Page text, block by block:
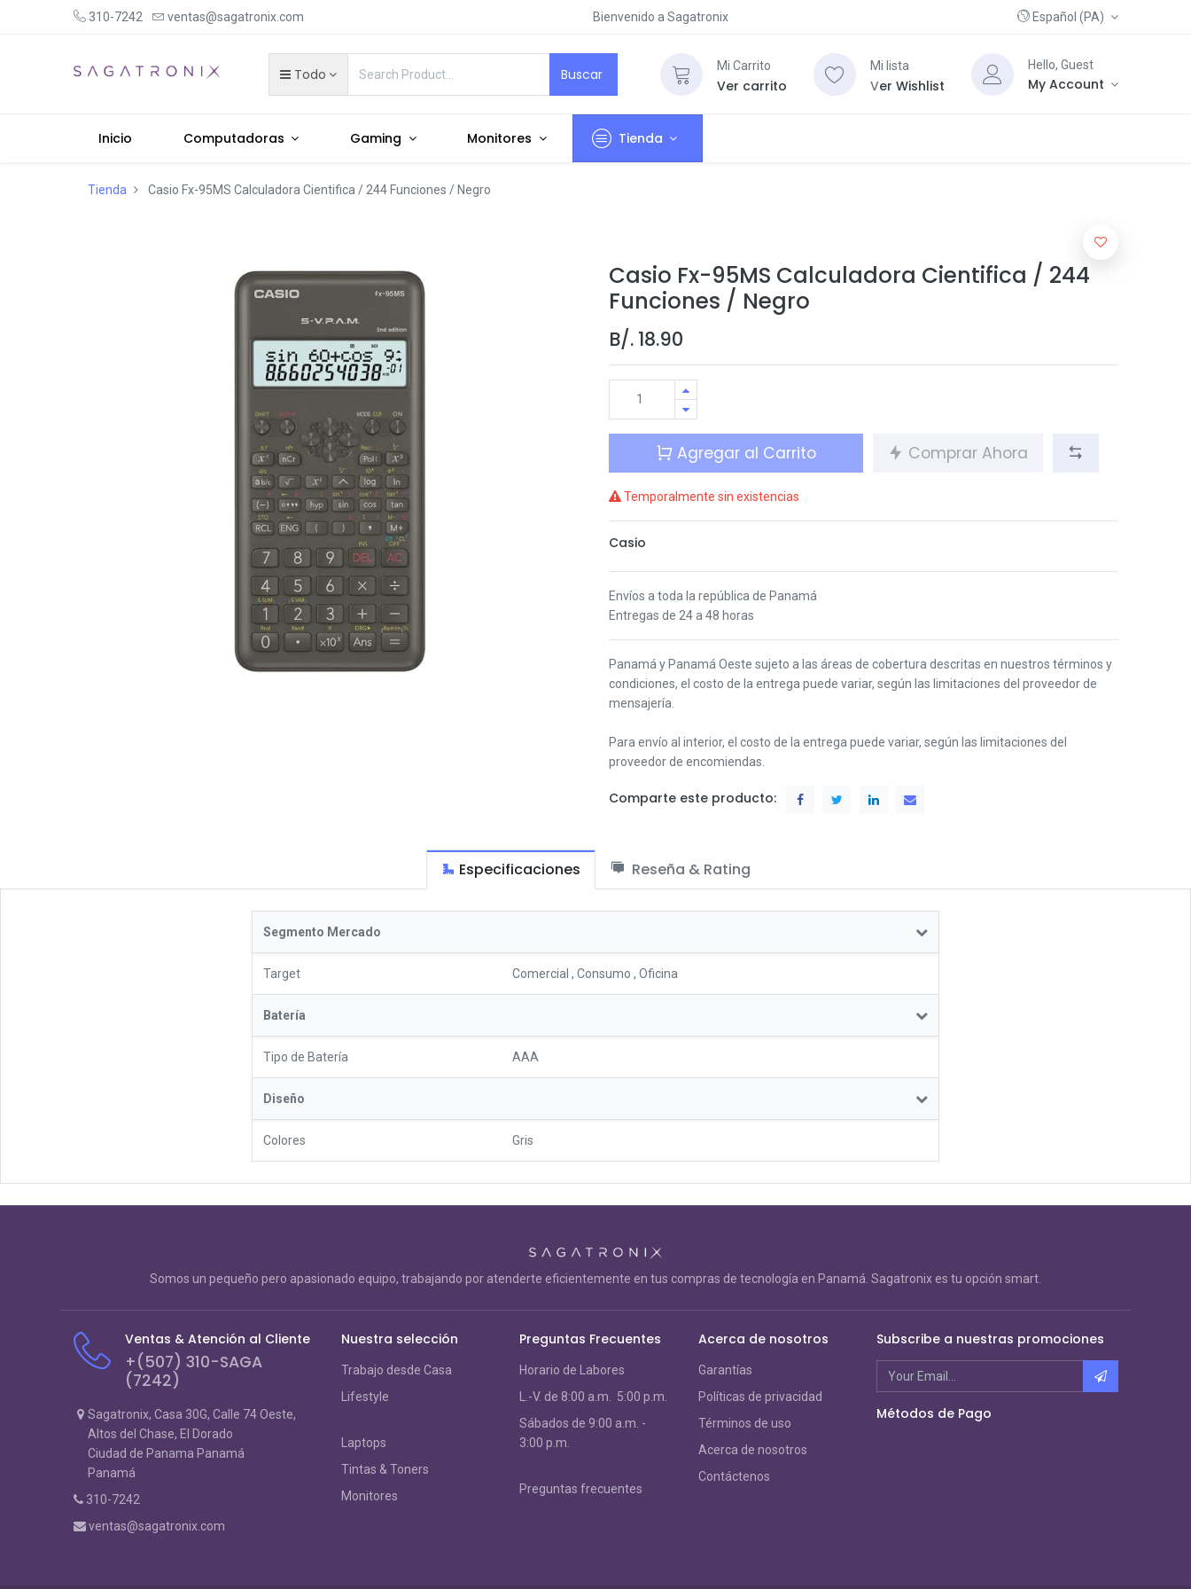
310-7242 ventas@sagatronix.com Bienvenido a Sagatronix Español (PA)
Todo Buscar Mi Carrito
Ver carrito
Mi lista
Ver Wishlist
Hello, Guest
My Account
Inicio Computadoras Gaming Monitores Tienda
Tienda Casio Fx-95MS Calculadora Cientifica / 244 Funciones / Negro
Casio Fx-95MS Calculadora Cientifica / 244
Funciones / Negro
B/. 18.90
Agregar al Carrito Comprar Ahora
Temporalmente sin existencias
Casio
Envíos a toda la república de Panamá
Entregas de 24 a 48 horas
Panamá y Panamá Oeste sujeto a las áreas de cobertura descritas en nuestros términos y
condiciones, el costo de la entrega puede variar, según las limitaciones del proveedor de
mensajería.
Para envío al interior, el costo de la entrega puede variar, según las limitaciones del
proveedor de encomiendas.
Comparte este producto:
Especificaciones Reseña & Rating
Segmento Mercado
Target Comercial , Consumo , Oficina
Batería
Tipo de Batería AAA
Diseño
Colores Gris
Somos un pequeño pero apasionado equipo, trabajando por atenderte eficientemente en tus compras de tecnología en Panamá. Sagatronix es tu opción smart.
Ventas & Atención al Cliente
+(507) 310-SAGA
(7242)
Sagatronix, Casa 30G, Calle 74 Oeste,
Altos del Chase, El Dorado
Ciudad de Panama Panamá
Panamá
310-7242
ventas@sagatronix.com
Nuestra selección
Trabajo desde Casa
Lifestyle
Laptops
Tintas & Toners
Monitores
Preguntas Frecuentes
Horario de Labores
L.-V. de 8:00 a.m. 5:00 p.m.
Sábados de 9:00 a.m. -
3:00 p.m.
Preguntas frecuentes
Acerca de nosotros
Garantías
Políticas de privacidad
Términos de uso
Acerca de nosotros
Contáctenos
Subscribe a nuestras promociones
Métodos de Pago